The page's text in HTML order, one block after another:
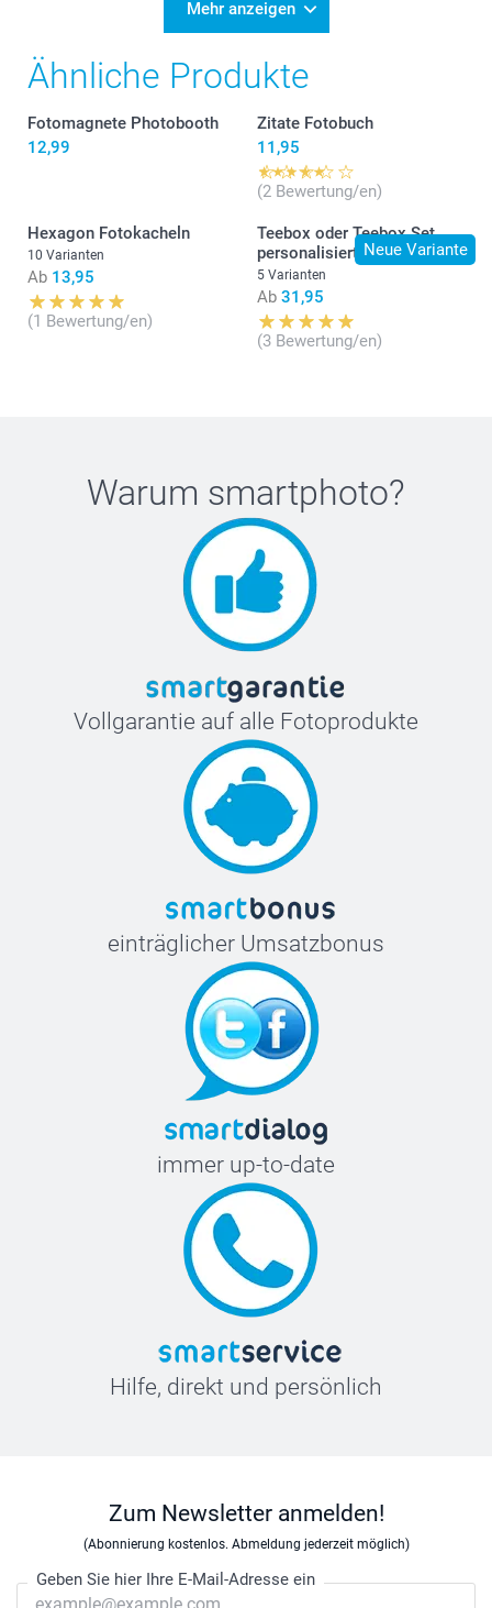
Mehr anzeigen
Ähnliche Produkte
Fotomagnete Photobooth
12,99
Zitate Fotobuch
11,95
(2 Bewertung/en)
Hexagon Fotokacheln
10 Varianten
Ab 13,95
(1 Bewertung/en)
Neue Variante
Teebox oder Teebox Set
personalisiert
5 Varianten
Ab 31,95
(3 Bewertung/en)
Warum smartphoto?
Vollgarantie auf alle Fotoprodukte
einträglicher Umsatzbonus
immer up-to-date
Hilfe, direkt und persönlich
Zum Newsletter anmelden!
(Abonnierung kostenlos. Abmeldung jederzeit möglich)
Geben Sie hier Ihre E-Mail-Adresse ein